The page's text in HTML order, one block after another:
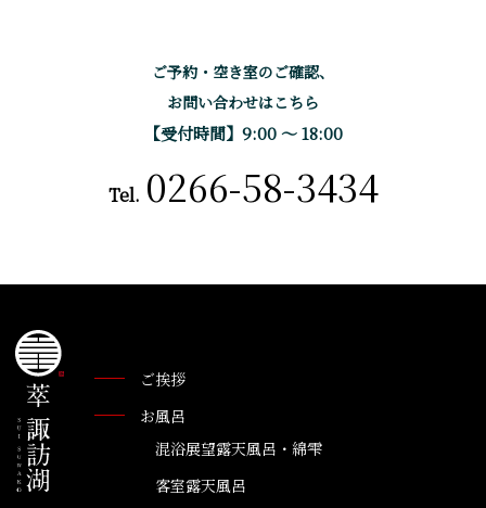
ご予約・空き室のご確認、
お問い合わせはこちら
【受付時間】9:00 〜 18:00
Tel. 0266-58-3434
ご挨拶
お風呂
混浴展望露天風呂・綿雫
客室露天風呂